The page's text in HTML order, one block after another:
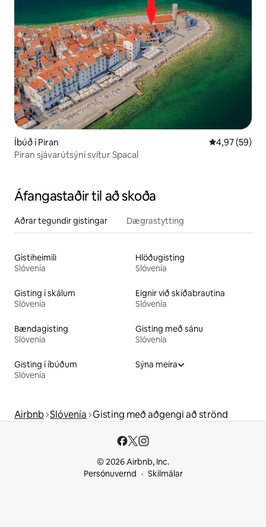
Íbúð í Piran 4,97 af 5 í
4,97 (59)
Piran sjávarútsýni svítur Spacal
Áfangastaðir til að skoða
Aðrar tegundir gistingar Dægrastytting
Gistiheimili
Slóvenía
Hlöðugisting
Slóvenía
Gisting í skálum
Slóvenía
Eignir við skíðabrautina
Slóvenía
Bændagisting
Slóvenía
Gisting með sánu
Slóvenía
Gisting í íbúðum
Slóvenía
Sýna meira
Airbnb Slóvenía Gisting með aðgengi að strönd
© 2026 Airbnb, Inc.
Persónuvernd
Skilmálar